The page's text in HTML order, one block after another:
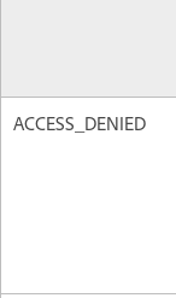
ACCESS_DENIED